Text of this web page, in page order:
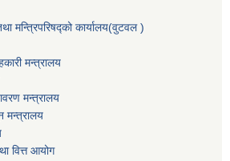
मन्त्रिपरिषद्को कार्यालय(वुटवल )
मन्त्रालय
मन्त्रालय
मन्त्रालय
वित्त आयोग